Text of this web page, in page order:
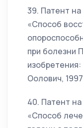
39. Патент
«Способ
при болезни
Оолович, 1997
40. Патент
«Способ